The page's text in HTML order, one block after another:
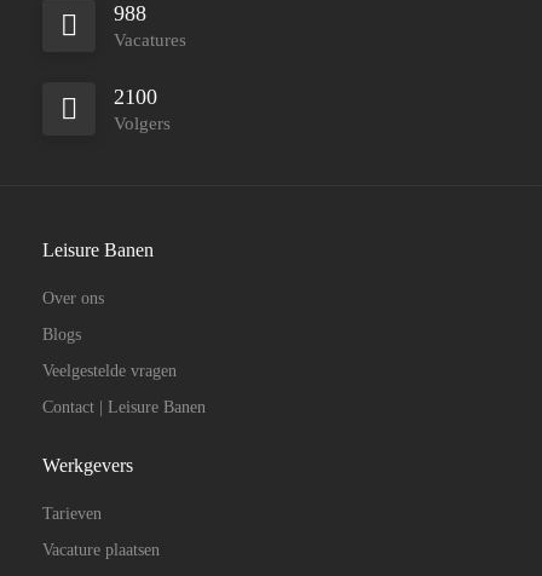
988
Vacatures
2100
Volgers
Leisure Banen
Over ons
Blogs
Veelgestelde vragen
Contact | Leisure Banen
Werkgevers
Tarieven
Vacature plaatsen